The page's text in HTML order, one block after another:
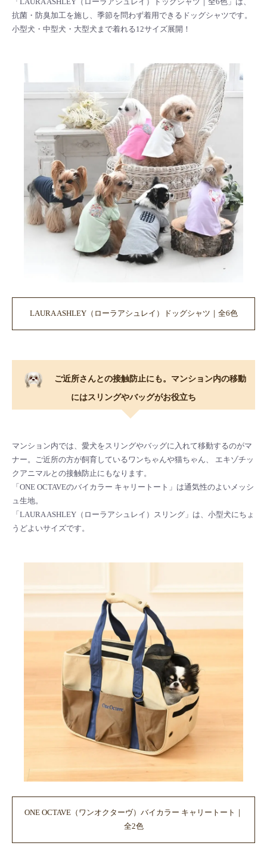
「LAURA ASHLEY（ローラアシュレイ）ドッグシャツ｜全6色」は、
抗菌・防臭加工を施し、季節を問わず着用できるドッグシャツです。
小型犬・中型犬・大型犬まで着れる12サイズ展開！
LAURA ASHLEY（ローラアシュレイ）ドッグシャツ｜全6色
ご近所さんとの接触防止にも。マンション内の移動
にはスリングやバッグがお役立ち
マンション内では、愛犬をスリングやバッグに入れて移動するのがマ
ナー。ご近所の方が飼育しているワンちゃんや猫ちゃん、 エキゾチッ
クアニマルとの接触防止にもなります。
「ONE OCTAVEのバイカラー キャリートート」は通気性のよいメッシ
ュ生地。
「LAURA ASHLEY（ローラアシュレイ）スリング」は、小型犬にちょ
うどよいサイズです。
ONE OCTAVE（ワンオクターヴ）バイカラー キャリートート｜
全2色